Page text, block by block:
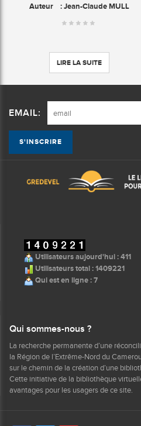
Auteur: Jean-Claude MULL
LIRE LA SUITE
EMAIL:
Utilisateurs aujourd'hui : 411
Utilisateurs total : 1409221
Qui est en ligne : 7
Qui sommes-nous ?
La recherche permanente d’une
la Région de l’Extrême-Nord du
sur le chemin de la création d’une
Cette initiative de la bibliothèque
avantages pour les usagers de ce site.